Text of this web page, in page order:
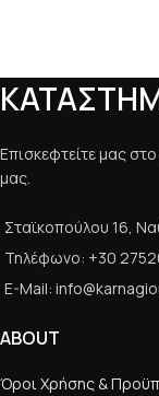
Επισκεφτείτε μας
μας.
Σταϊκοπούλου 16,
Τηλέφωνο: +30
E-Mail:
ABOUT
Όροι Χρήσης &